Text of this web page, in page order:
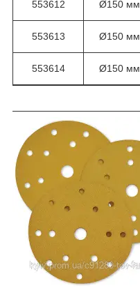
553612 Ø150 мм
553613 Ø150 мм
553614 Ø150 мм